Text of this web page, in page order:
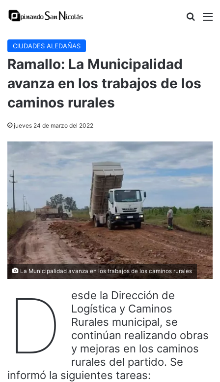
Buscar
CIUDADES ALEDAÑAS
Ramallo: La Municipalidad
avanza en los trabajos de los
caminos rurales
jueves 24 de marzo del 2022
La Municipalidad avanza en los trabajos de los caminos rurales
D
esde la Dirección de
Logística y Caminos
Rurales municipal, se
continúan realizando obras
y mejoras en los caminos
rurales del partido. Se
informó la siguientes tareas: